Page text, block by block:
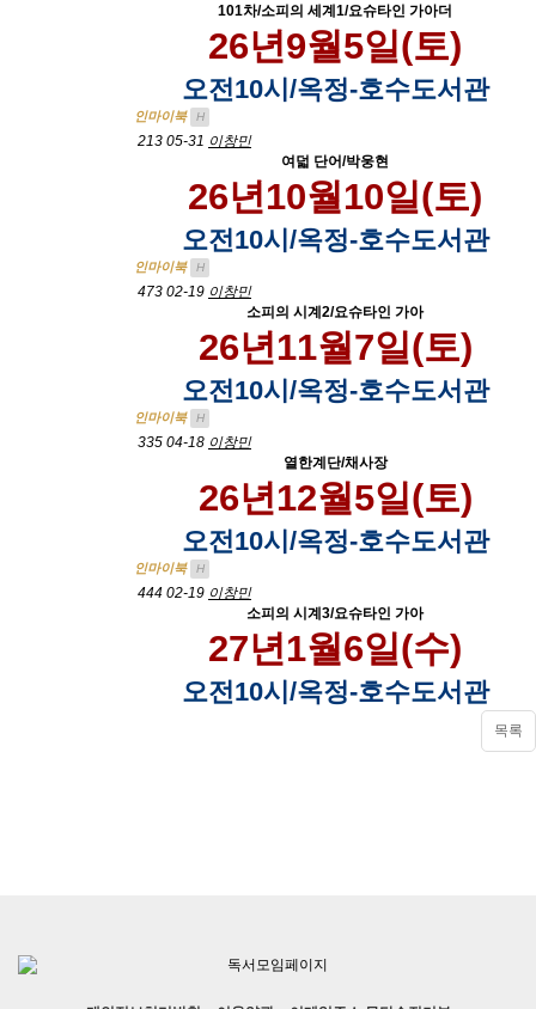
101차/소피의 세계1/요슈타인 가아더
26년9월5일(토)
오전10시/옥정-호수도서관
인마이북 H
213 05-31 이창민
여덟 단어/박웅현
26년10월10일(토)
오전10시/옥정-호수도서관
인마이북 H
473 02-19 이창민
소피의 시계2/요슈타인 가아
26년11월7일(토)
오전10시/옥정-호수도서관
인마이북 H
335 04-18 이창민
열한계단/채사장
26년12월5일(토)
오전10시/옥정-호수도서관
인마이북 H
444 02-19 이창민
소피의 시계3/요슈타인 가아
27년1월6일(수)
오전10시/옥정-호수도서관
목록